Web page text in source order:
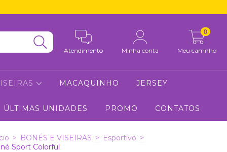
Atendimento Minha conta Meu carrinho
0
MACAQUINHO JERSEY
ÚLTIMAS UNIDADES PROMO CONTATOS
> BONÉS E VISEIRAS > Esportivo >
Sport Colorful